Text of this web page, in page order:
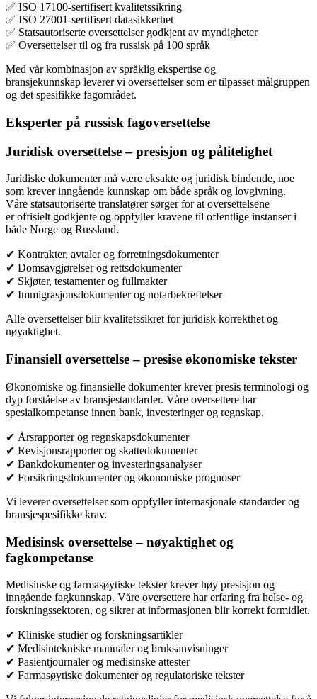
✅ ISO 17100-sertifisert kvalitetssikring
✅ ISO 27001-sertifisert datasikkerhet
✅ Statsautoriserte oversettelser godkjent av myndigheter
✅ Oversettelser til og fra russisk på 100 språk
Med vår kombinasjon av språklig ekspertise og
bransjekunnskap leverer vi oversettelser som er tilpasset målgruppen
og det spesifikke fagområdet.
Eksperter på russisk fagoversettelse
Juridisk oversettelse – presisjon og pålitelighet
Juridiske dokumenter må være eksakte og juridisk bindende, noe
som krever inngående kunnskap om både språk og lovgivning.
Våre statsautoriserte translatører sørger for at oversettelsene
er offisielt godkjente og oppfyller kravene til offentlige instanser i
både Norge og Russland.
✔ Kontrakter, avtaler og forretningsdokumenter
✔ Domsavgjørelser og rettsdokumenter
✔ Skjøter, testamenter og fullmakter
✔ Immigrasjonsdokumenter og notarbekreftelser
Alle oversettelser blir kvalitetssikret for juridisk korrekthet og
nøyaktighet.
Finansiell oversettelse – presise økonomiske tekster
Økonomiske og finansielle dokumenter krever presis terminologi og
dyp forståelse av bransjestandarder. Våre oversettere har
spesialkompetanse innen bank, investeringer og regnskap.
✔ Årsrapporter og regnskapsdokumenter
✔ Revisjonsrapporter og skattedokumenter
✔ Bankdokumenter og investeringsanalyser
✔ Forsikringsdokumenter og økonomiske prognoser
Vi leverer oversettelser som oppfyller internasjonale standarder og
bransjespesifikke krav.
Medisinsk oversettelse – nøyaktighet og
fagkompetanse
Medisinske og farmasøytiske tekster krever høy presisjon og
inngående fagkunnskap. Våre oversettere har erfaring fra helse- og
forskningssektoren, og sikrer at informasjonen blir korrekt formidlet.
✔ Kliniske studier og forskningsartikler
✔ Medisintekniske manualer og bruksanvisninger
✔ Pasientjournaler og medisinske attester
✔ Farmasøytiske dokumenter og regulatoriske tekster